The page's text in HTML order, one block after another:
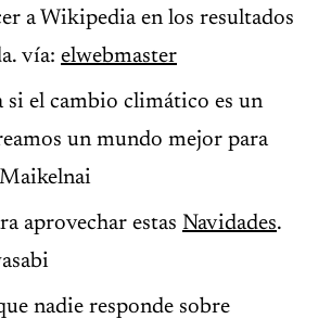
a Wikipedia en los resultados
vía: elwebmaster
si el cambio climático es un
un mundo mejor para
aprovechar estas Navidades.
nadie responde sobre